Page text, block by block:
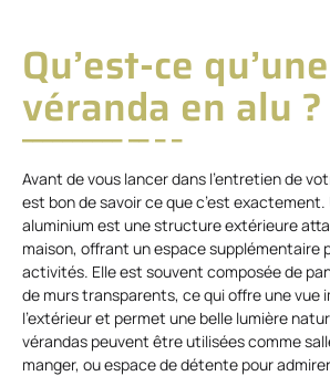
Qu’est-ce qu’une
véranda en alu ?
Avant de vous lancer dans l’entretien de
est bon de savoir ce que c’est exactement.
aluminium est une structure extérieure
maison, offrant un espace supplémentaire
activités. Elle est souvent composée de
de murs transparents, ce qui offre une vue
l’extérieur et permet une belle lumière
vérandas peuvent être utilisées comme
manger, ou espace de détente pour